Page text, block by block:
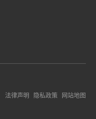
法律声明 隐私政策 网站地图